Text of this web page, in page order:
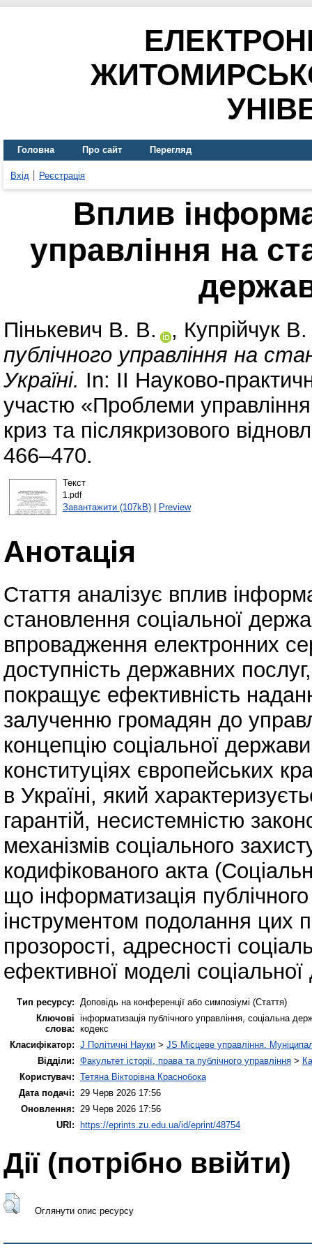
Головна Про сайт Перегляд
Вхід Реєстрація
Вплив
управління на
Пінькевич В. В. , Купрійчук
публічного управління на
Україні. In: ІІ Науково-
участю «Проблеми
криз та післякризового
466–470.
Текст
1.pdf
Завантажити (107kB)| Preview
Анотація
Стаття аналізує вплив
становлення соціальної
впровадження електронних
доступність державних
покращує ефективність
залученню громадян до
концепцію соціальної
конституціях європейських
в Україні, який
гарантій, несистемністю
механізмів соціального
кодифікованого акта
що інформатизація
інструментом подолання цих
прозорості, адресності
ефективної моделі
Тип ресурсу:
Доповідь на конференції або симпозіумі (Стаття)
Ключові
слова:
інформатизація публічного управління, соціальна
кодекс
Класифікатор: J Політичні Науки > JS Місцеве управління.
Відділи: Факультет історії, права та публічного управління >
Користувач: Тетяна Вікторівна Краснобока
Дата подачі:
29 Черв 2026 17:56
Оновлення:
29 Черв 2026 17:56
URI: https://eprints.zu.edu.ua/id/eprint/48754
Дії ​​(потрібно ввійти)
Оглянути опис ресурсу